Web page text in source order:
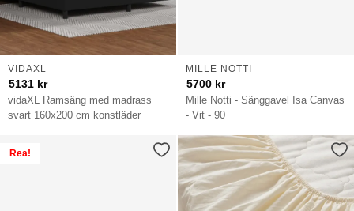
vidaXL Ramsäng med madrass
svart 160x200 cm konstläder
VIDAXL
5131 kr
Mille Notti - Sänggavel Isa Canvas
- Vit - 90
MILLE NOTTI
5700 kr
Rea!